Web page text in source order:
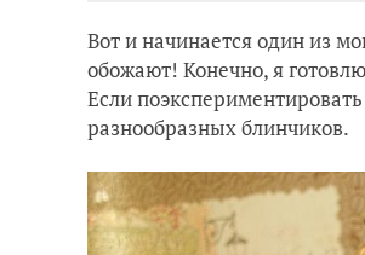
Вот и начинается один из
обожают! Конечно, я
Если
разнообразных блинчиков.